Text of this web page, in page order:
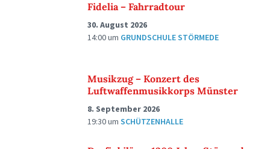
Fidelia – Fahrradtour
30. August 2026
14:00um GRUNDSCHULE STÖRMEDE
Musikzug – Konzert des
Luftwaffenmusikkorps Münster
8. September 2026
19:30um SCHÜTZENHALLE